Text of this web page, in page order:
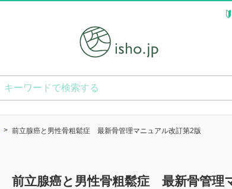
前立腺癌と男性骨粗鬆症 最新骨管理マニュアル改訂第2版
前立腺癌と男性骨粗鬆症 最新骨管理